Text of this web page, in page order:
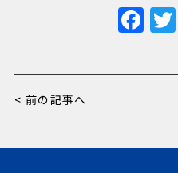
F
a
c
o
< 前の記事へ